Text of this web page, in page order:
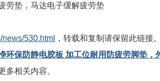
劳垫，马达电子缓解疲劳垫
530.html
，转载和复制请保留此链接。
环保防静电胶板 加工位耐用防疲劳脚垫
多相关内容。